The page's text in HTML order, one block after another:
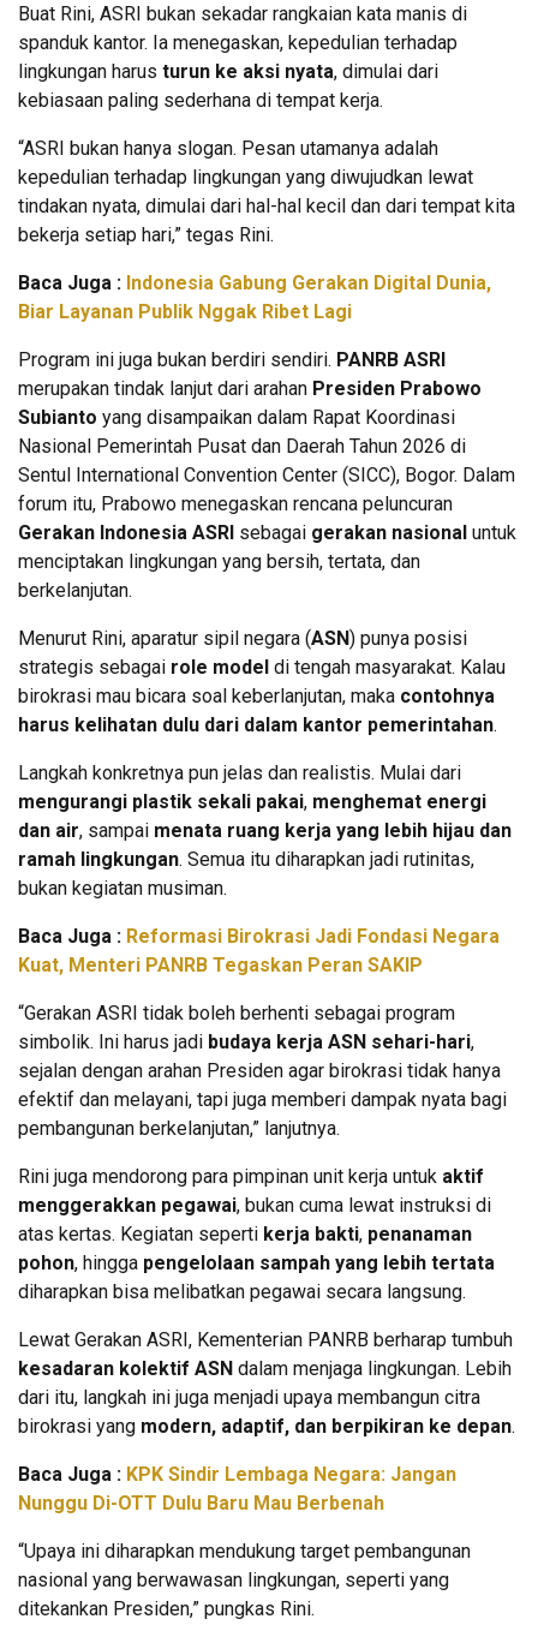
Buat Rini, ASRI bukan sekadar rangkaian kata manis di
spanduk kantor. Ia menegaskan, kepedulian terhadap
lingkungan harus turun ke aksi nyata, dimulai dari
kebiasaan paling sederhana di tempat kerja.
“ASRI bukan hanya slogan. Pesan utamanya adalah
kepedulian terhadap lingkungan yang diwujudkan lewat
tindakan nyata, dimulai dari hal-hal kecil dan dari tempat kita
bekerja setiap hari,” tegas Rini.
Baca Juga : Indonesia Gabung Gerakan Digital Dunia,
Biar Layanan Publik Nggak Ribet Lagi
Program ini juga bukan berdiri sendiri. PANRB ASRI
merupakan tindak lanjut dari arahan Presiden Prabowo
Subianto yang disampaikan dalam Rapat Koordinasi
Nasional Pemerintah Pusat dan Daerah Tahun 2026 di
Sentul International Convention Center (SICC), Bogor. Dalam
forum itu, Prabowo menegaskan rencana peluncuran
Gerakan Indonesia ASRI sebagai gerakan nasional untuk
menciptakan lingkungan yang bersih, tertata, dan
berkelanjutan.
Menurut Rini, aparatur sipil negara (ASN) punya posisi
strategis sebagai role model di tengah masyarakat. Kalau
birokrasi mau bicara soal keberlanjutan, maka contohnya
harus kelihatan dulu dari dalam kantor pemerintahan.
Langkah konkretnya pun jelas dan realistis. Mulai dari
mengurangi plastik sekali pakai, menghemat energi
dan air, sampai menata ruang kerja yang lebih hijau dan
ramah lingkungan. Semua itu diharapkan jadi rutinitas,
bukan kegiatan musiman.
Baca Juga : Reformasi Birokrasi Jadi Fondasi Negara
Kuat, Menteri PANRB Tegaskan Peran SAKIP
“Gerakan ASRI tidak boleh berhenti sebagai program
simbolik. Ini harus jadi budaya kerja ASN sehari-hari,
sejalan dengan arahan Presiden agar birokrasi tidak hanya
efektif dan melayani, tapi juga memberi dampak nyata bagi
pembangunan berkelanjutan,” lanjutnya.
Rini juga mendorong para pimpinan unit kerja untuk aktif
menggerakkan pegawai, bukan cuma lewat instruksi di
atas kertas. Kegiatan seperti kerja bakti, penanaman
pohon, hingga pengelolaan sampah yang lebih tertata
diharapkan bisa melibatkan pegawai secara langsung.
Lewat Gerakan ASRI, Kementerian PANRB berharap tumbuh
kesadaran kolektif ASN dalam menjaga lingkungan. Lebih
dari itu, langkah ini juga menjadi upaya membangun citra
birokrasi yang modern, adaptif, dan berpikiran ke depan.
Baca Juga : KPK Sindir Lembaga Negara: Jangan
Nunggu Di-OTT Dulu Baru Mau Berbenah
“Upaya ini diharapkan mendukung target pembangunan
nasional yang berwawasan lingkungan, seperti yang
ditekankan Presiden,” pungkas Rini.